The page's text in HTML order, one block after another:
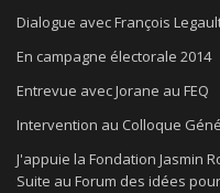
Dialogue avec François
En campagne électorale 2014
Entrevue avec Jorane au FEQ
Intervention au Colloque
J'appuie la Fondation Jasmin
Suite au Forum des idées